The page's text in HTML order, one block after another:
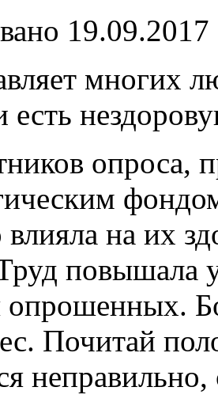
19.09.2017
многих
есть
опроса,
влияла на их
повышала
опрошенных.
Почитай